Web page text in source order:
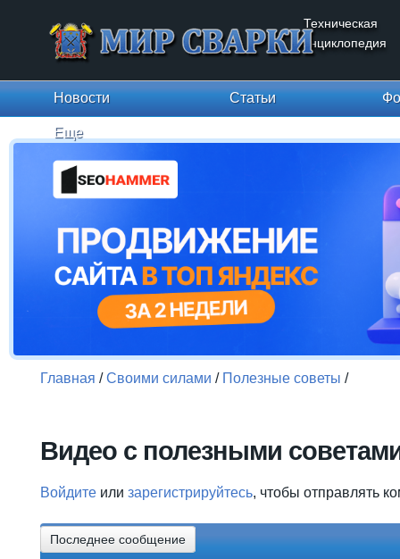
Техническая
энциклопедия
Новости Статьи
Еще
Главная /Своими силами / Полезные советы /
Видео с полезными
Войдите или зарегистрируйтесь, чтобы отправлять
Последнее сообщение